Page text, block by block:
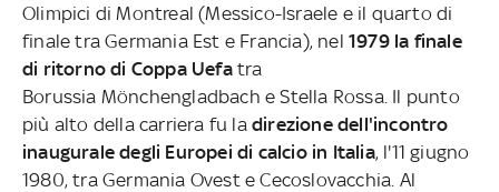
Olimpici di Montreal (Messico-Israele e il quarto di
finale tra Germania Est e Francia), nel 1979 la finale
di ritorno di Coppa Uefa tra
Borussia Mönchengladbach e Stella Rossa. Il punto
più alto della carriera fu la direzione dell'incontro
inaugurale degli Europei di calcio in Italia, l'11 giugno
1980, tra Germania Ovest e Cecoslovacchia. Al